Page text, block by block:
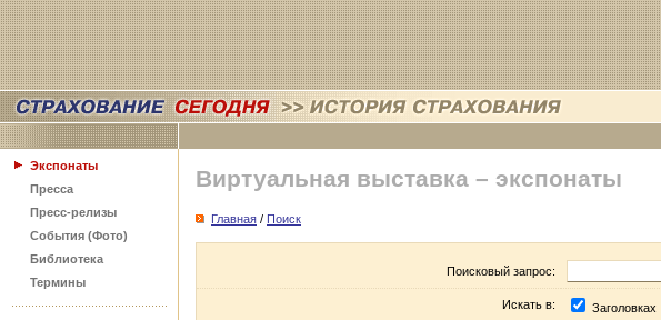
Экспонаты
Пресса
Пресс-релизы
События (Фото)
Библиотека
Термины
Виртуальная выставка – экспонаты
Главная / Поиск
Поисковый запрос:
Искать в: Заголовках